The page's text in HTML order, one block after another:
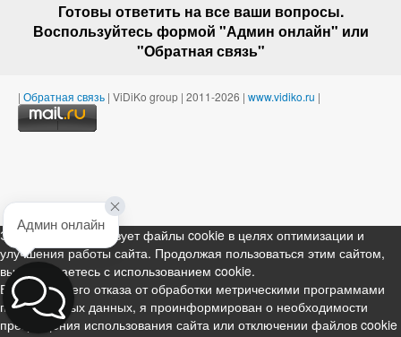
Готовы ответить на все ваши вопросы.
Воспользуйтесь формой "Админ онлайн" или
"Обратная связь"
| Обратная связь | ViDiKo group | 2011-2026 | www.vidiko.ru |
Этот ресурс использует файлы cookie в целях оптимизации и
улучшения работы сайта. Продолжая пользоваться этим сайтом,
вы соглашаетесь с использованием cookie.
В случае моего отказа от обработки метрическими программами
персональных данных, я проинформирован о необходимости
прекращения использования сайта или отключении файлов cookie
Админ онлайн